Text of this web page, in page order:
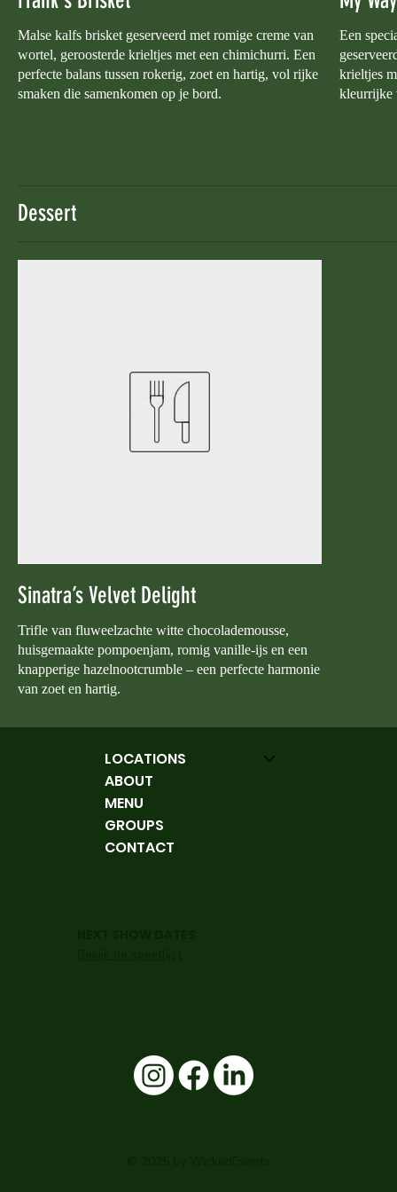
Malse kalfs brisket geserveerd met romige creme van
wortel, geroosterde krieltjes met een chimichurri. Een
perfecte balans tussen rokerig, zoet en hartig, vol rijke
smaken die samenkomen op je bord.
Een
krieltjes
kleurrijke
Dessert
Sinatra’s Velvet Delight
Trifle van fluweelzachte witte chocolademousse,
huisgemaakte pompoenjam, romig vanille-ijs en een
knapperige hazelnootcrumble – een perfecte harmonie
van zoet en hartig.
LOCATIONS
ABOUT
MENU
GROUPS
CONTACT